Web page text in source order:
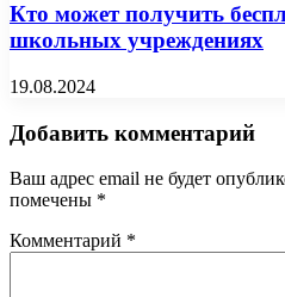
Кто может получить
школьных учреждениях
19.08.2024
Добавить комментарий
Ваш адрес email не будет
помечены *
Комментарий *